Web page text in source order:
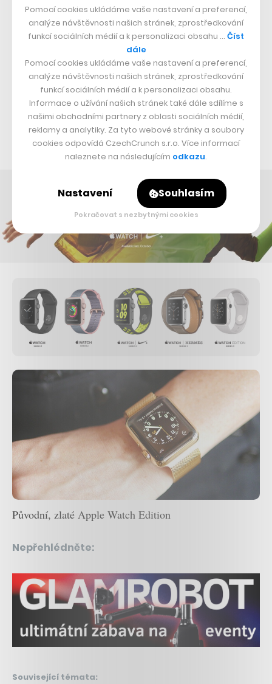
náramky. Jejich novinka Apple Watch Series 2 cílí
vyloženě na cílovku sportovců a nabízí jim zabudovaný
GPS modul, který eliminuje nutnost nosit při sportování
iPhone, voděodolnost do 50 metrů a vylepšenou
aplikaci Cvičení. Vedle toho také představil exkluzivní
model ve spolupráci se společností Nike, který má nový
design a plnohodnotně podporuje aplikaci Nike+ Run
Club.
Původní, zlaté Apple Watch Edition
Nepřehlédněte:
Související témata:
Pomocí cookies ukládáme vaše nastavení a preferencí,
analýze návštěvnosti našich stránek, zprostředkování
funkcí sociálních médií a k personalizaci obsahu … Číst
dále
Pomocí cookies ukládáme vaše nastavení a preferencí,
analýze návštěvnosti našich stránek, zprostředkování
funkcí sociálních médií a k personalizaci obsahu.
Informace o užívání našich stránek také dále sdílíme s
našimi obchodními partnery z oblasti sociálních médií,
reklamy a analytiky. Za tyto webové stránky a soubory
cookies odpovídá CzechCrunch s.r.o. Více informací
naleznete na následujícím odkazu.
Nastavení Souhlasím
Pokračovat s nezbytnými cookies